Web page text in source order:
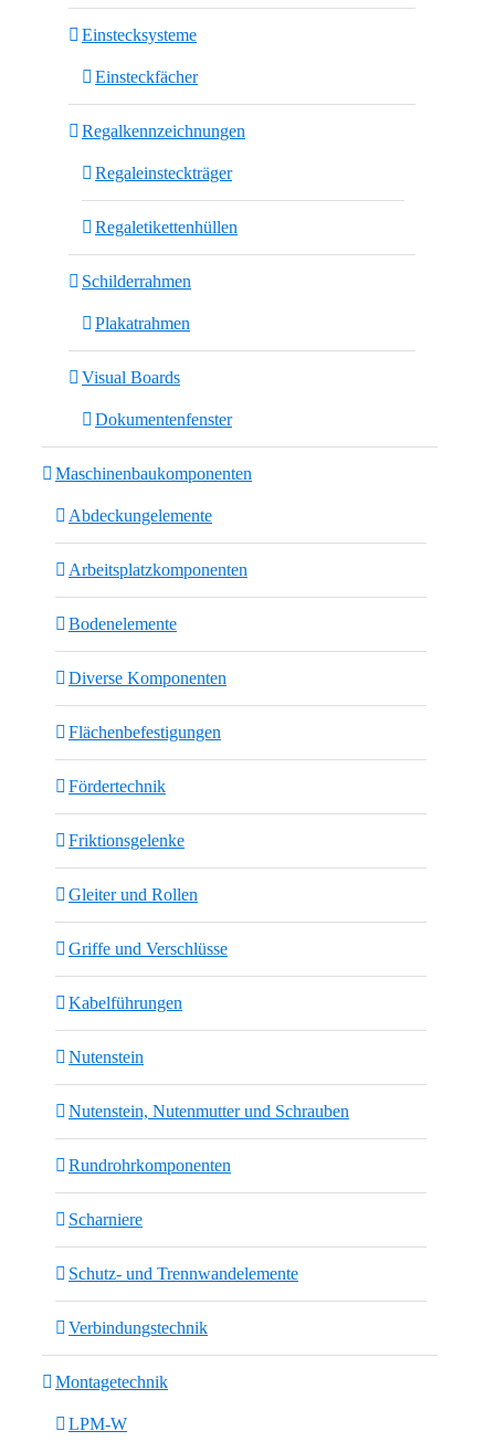
Einstecksysteme
Einsteckfächer
Regalkennzeichnungen
Regaleinsteckträger
Regaletikettenhüllen
Schilderrahmen
Plakatrahmen
Visual Boards
Dokumentenfenster
Maschinenbaukomponenten
Abdeckungelemente
Arbeitsplatzkomponenten
Bodenelemente
Diverse Komponenten
Flächenbefestigungen
Fördertechnik
Friktionsgelenke
Gleiter und Rollen
Griffe und Verschlüsse
Kabelführungen
Nutenstein
Nutenstein, Nutenmutter und Schrauben
Rundrohrkomponenten
Scharniere
Schutz- und Trennwandelemente
Verbindungstechnik
Montagetechnik
LPM-W